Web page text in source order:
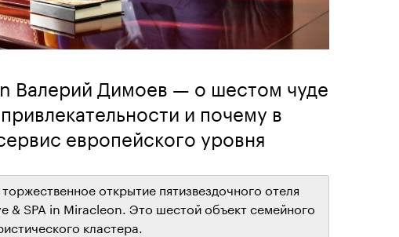
Валерий Димоев — о шестом чуде
и почему в
европейского уровня
открытие пятизвездочного отеля
& SPA in Miracleon. Это шестой объект семейного
кластера.